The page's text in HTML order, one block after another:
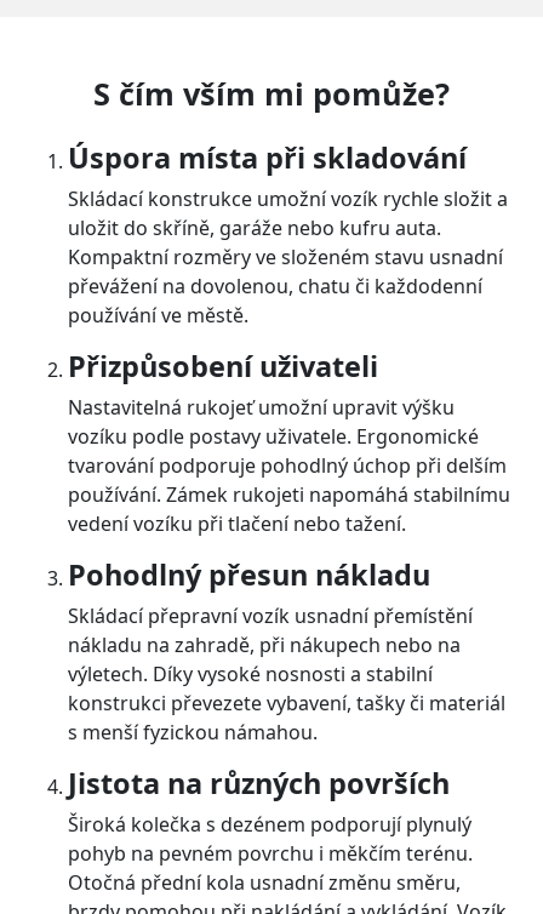
S čím vším mi pomůže?
Úspora místa při skladování
Skládací konstrukce umožní vozík rychle složit a
uložit do skříně, garáže nebo kufru auta.
Kompaktní rozměry ve složeném stavu usnadní
převážení na dovolenou, chatu či každodenní
používání ve městě.
Přizpůsobení uživateli
Nastavitelná rukojeť umožní upravit výšku
vozíku podle postavy uživatele. Ergonomické
tvarování podporuje pohodlný úchop při delším
používání. Zámek rukojeti napomáhá stabilnímu
vedení vozíku při tlačení nebo tažení.
Pohodlný přesun nákladu
Skládací přepravní vozík usnadní přemístění
nákladu na zahradě, při nákupech nebo na
výletech. Díky vysoké nosnosti a stabilní
konstrukci převezete vybavení, tašky či materiál
s menší fyzickou námahou.
Jistota na různých površích
Široká kolečka s dezénem podporují plynulý
pohyb na pevném povrchu i měkčím terénu.
Otočná přední kola usnadní změnu směru,